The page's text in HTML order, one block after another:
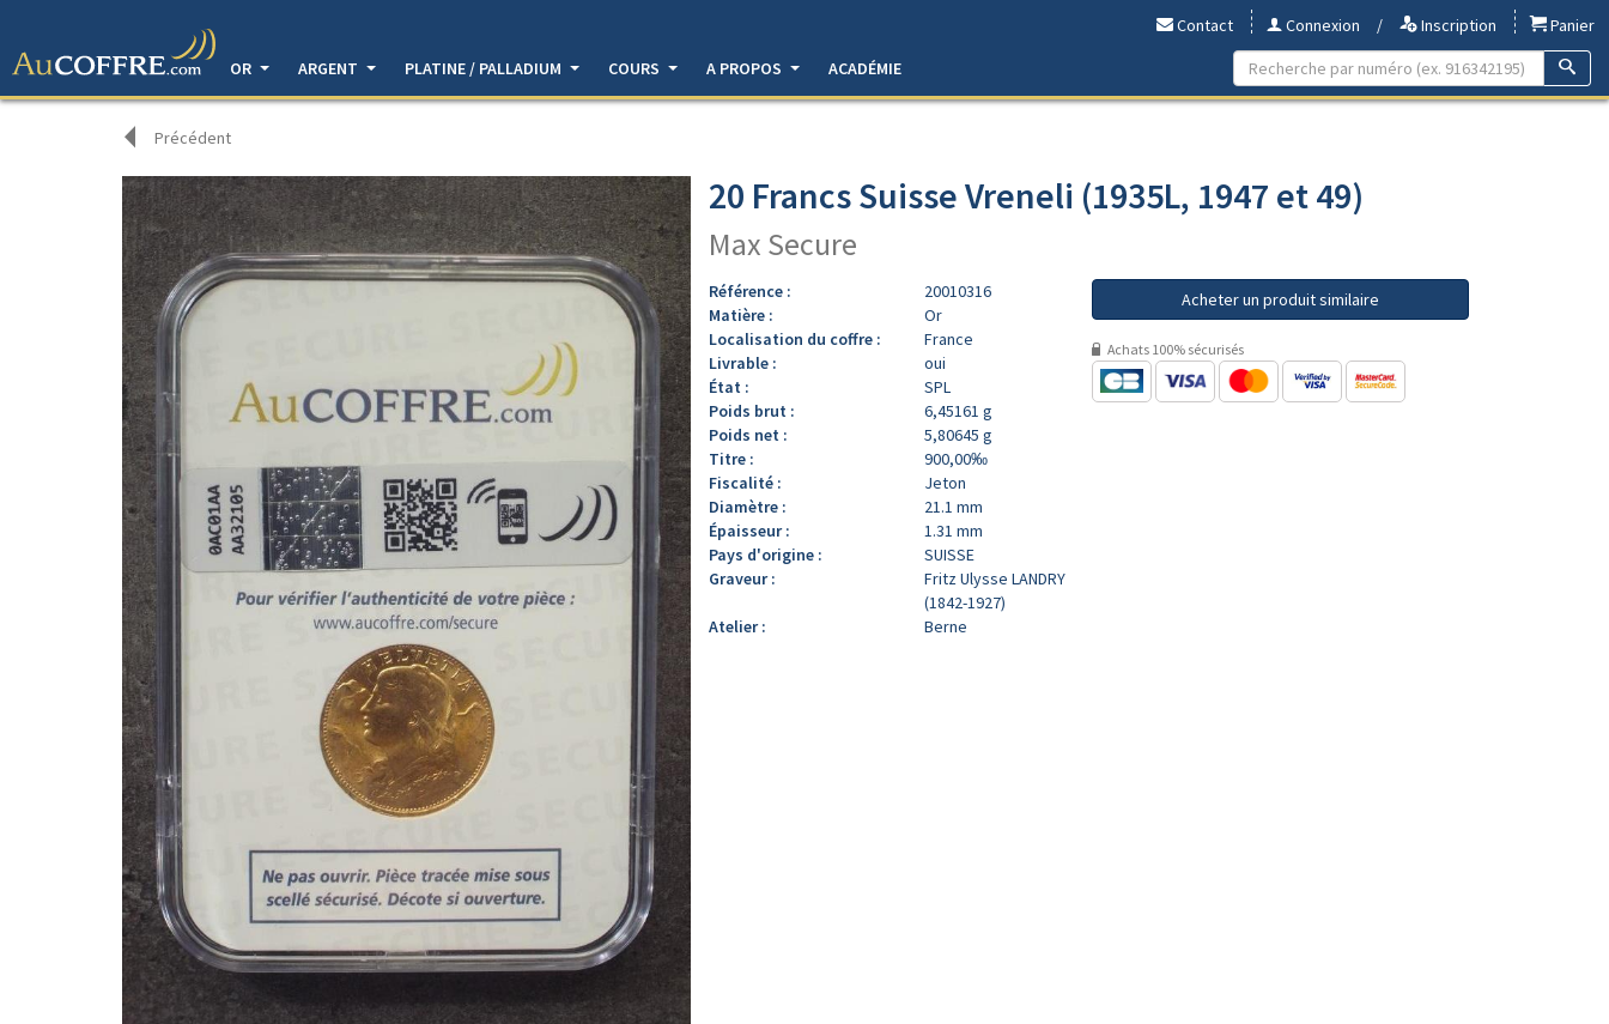
Contact Connexion / Inscription
Panier
OR
ARGENT PLATINE / PALLADIUM COURS A PROPOS ACADÉMIE
Précédent
20 Francs Suisse Vreneli (1935L, 1947 et 49)
Max Secure
Référence :
20010316
Matière :
Or
Localisation du coffre :
France
Livrable :
oui
État :
SPL
Poids brut :
6,45161 g
Poids net :
5,80645 g
Titre :
900,00‰
Fiscalité :
Jeton
Diamètre :
21.1 mm
Épaisseur :
1.31 mm
Pays d'origine :
SUISSE
Graveur :
Fritz Ulysse LANDRY
(1842-1927)
Atelier :
Berne
Acheter un produit similaire
Achats 100% sécurisés